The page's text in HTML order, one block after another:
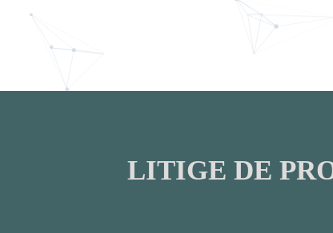
LITIGE DE